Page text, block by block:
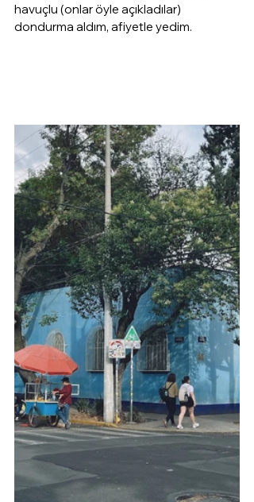
havuçlu (onlar öyle açıkladılar)
dondurma aldım, afiyetle yedim.